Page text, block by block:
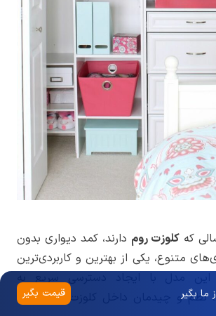
که کلوزت روم دارند، کمد دیواری بدون
متنوع، یکی از بهترین و کاربردی‌ترین
نظم و چیدمان داخل کلوزت را به‌خوبی
بگیر قیمت بگیر